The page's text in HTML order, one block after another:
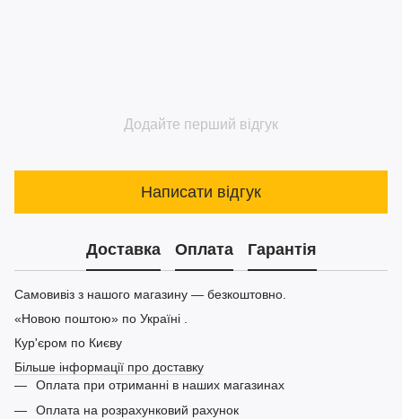
Додайте перший відгук
Написати відгук
Доставка Оплата Гарантія
Самовивіз з нашого магазину — безкоштовно.
«Новою поштою» по Україні .
Кур'єром по Києву
Більше інформації про доставку
Оплата при отриманні в наших магазинах
Оплата на розрахунковий рахунок